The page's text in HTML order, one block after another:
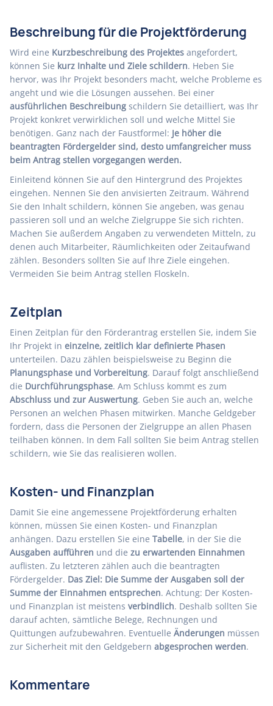
Beschreibung für die Projektförderung
Wird eine Kurzbeschreibung des Projektes angefordert,
können Sie kurz Inhalte und Ziele schildern. Heben Sie
hervor, was Ihr Projekt besonders macht, welche Probleme es
angeht und wie die Lösungen aussehen. Bei einer
ausführlichen Beschreibung schildern Sie detailliert, was Ihr
Projekt konkret verwirklichen soll und welche Mittel Sie
benötigen. Ganz nach der Faustformel: Je höher die
beantragten Fördergelder sind, desto umfangreicher muss
beim Antrag stellen vorgegangen werden.
Einleitend können Sie auf den Hintergrund des Projektes
eingehen. Nennen Sie den anvisierten Zeitraum. Während
Sie den Inhalt schildern, können Sie angeben, was genau
passieren soll und an welche Zielgruppe Sie sich richten.
Machen Sie außerdem Angaben zu verwendeten Mitteln, zu
denen auch Mitarbeiter, Räumlichkeiten oder Zeitaufwand
zählen. Besonders sollten Sie auf Ihre Ziele eingehen.
Vermeiden Sie beim Antrag stellen Floskeln.
Zeitplan
Einen Zeitplan für den Förderantrag erstellen Sie, indem Sie
Ihr Projekt in einzelne, zeitlich klar definierte Phasen
unterteilen. Dazu zählen beispielsweise zu Beginn die
Planungsphase und Vorbereitung. Darauf folgt anschließend
die Durchführungsphase. Am Schluss kommt es zum
Abschluss und zur Auswertung. Geben Sie auch an, welche
Personen an welchen Phasen mitwirken. Manche Geldgeber
fordern, dass die Personen der Zielgruppe an allen Phasen
teilhaben können. In dem Fall sollten Sie beim Antrag stellen
schildern, wie Sie das realisieren wollen.
Kosten- und Finanzplan
Damit Sie eine angemessene Projektförderung erhalten
können, müssen Sie einen Kosten- und Finanzplan
anhängen. Dazu erstellen Sie eine Tabelle, in der Sie die
Ausgaben aufführen und die zu erwartenden Einnahmen
auflisten. Zu letzteren zählen auch die beantragten
Fördergelder. Das Ziel: Die Summe der Ausgaben soll der
Summe der Einnahmen entsprechen. Achtung: Der Kosten-
und Finanzplan ist meistens verbindlich. Deshalb sollten Sie
darauf achten, sämtliche Belege, Rechnungen und
Quittungen aufzubewahren. Eventuelle Änderungen müssen
zur Sicherheit mit den Geldgebern abgesprochen werden.
Kommentare